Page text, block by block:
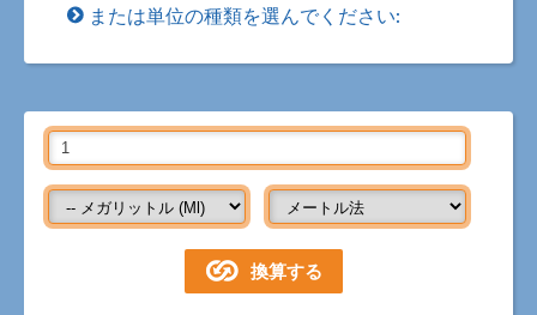
または単位の種類を選んでください: